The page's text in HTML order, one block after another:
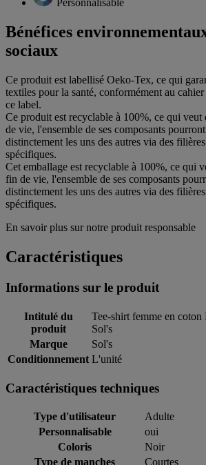
Personnalisable
Bénéfices
sociaux
Ce produit est labellisé Oeko-Tex, ce qui
textiles pour la santé, conformément au
ce label.
Ce produit est recyclable à 100%, ce qui veut
de vie, l'ensemble de ses composants
distinctement les uns des autres via des
spécifiques.
Cet emballage est recyclable à 100%, ce qui
fin de vie, l'ensemble de ses composants
distinctement les uns des autres via des
spécifiques.
En savoir plus sur notre produit responsable
Caractéristiques
Informations sur le produit
Intitulé du
produit
Tee-shirt femme en
Sol's
Marque
Sol's
Conditionnement L'unité
Caractéristiques techniques
Type d'utilisateur
Adulte
Personnalisable
oui
Coloris
Noir
Type de manches
Courtes